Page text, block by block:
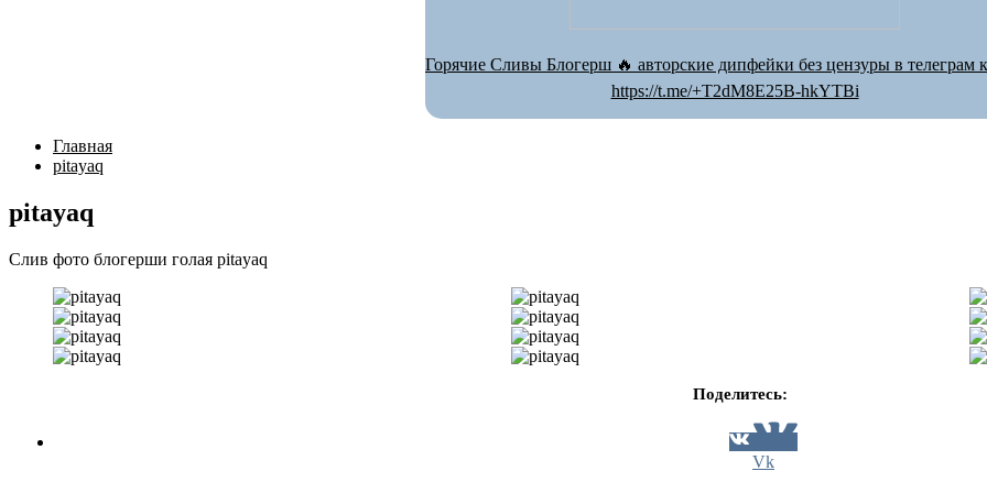
Горячие Сливы Блогерш 🔥 авторские дипфейки без цензуры в телеграм
https://t.me/+T2dM8E25B-hkYTBi
Главная
pitayaq
pitayaq
Слив фото блогерши голая pitayaq
Поделитесь:
Vk